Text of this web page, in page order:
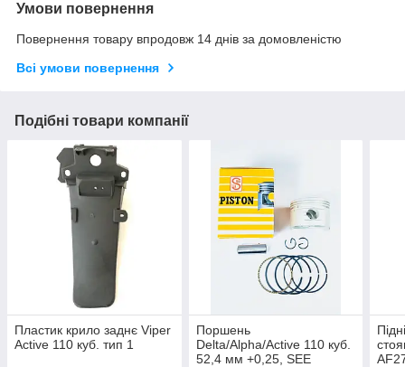
Умови повернення
Повернення товару впродовж 14 днів за домовленістю
Всі умови повернення
Подібні товари компанії
Пластик крило заднє Viper
Active 110 куб. тип 1
Поршень
Delta/Alpha/Active 110 куб.
52,4 мм +0,25, SEE